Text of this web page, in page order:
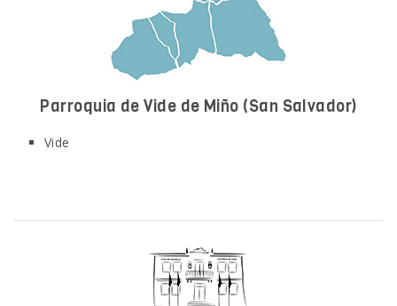
Parroquia de Vide de Miño (San Salvador)
Vide